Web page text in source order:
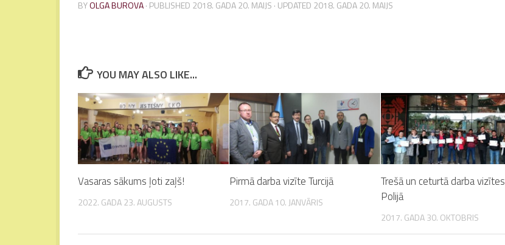
BYOLGA BUROVA· PUBLISHED 2018. GADA 20. MAIJS · UPDATED 2018. GADA 20. MAIJS
YOU MAY ALSO LIKE...
Vasaras sākums ļoti zaļš!
2022. GADA 23. AUGUSTS
Pirmā darba vizīte Turcijā
2017. GADA 10. JANVĀRIS
Trešā un ceturtā darba vizītes
Polijā
2017. GADA 30. OKTOBRIS